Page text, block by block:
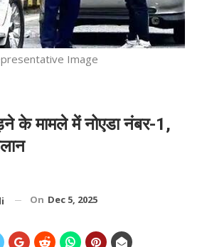
Image
के मामले में नोएडा नंबर-1,
On Dec 5, 2025